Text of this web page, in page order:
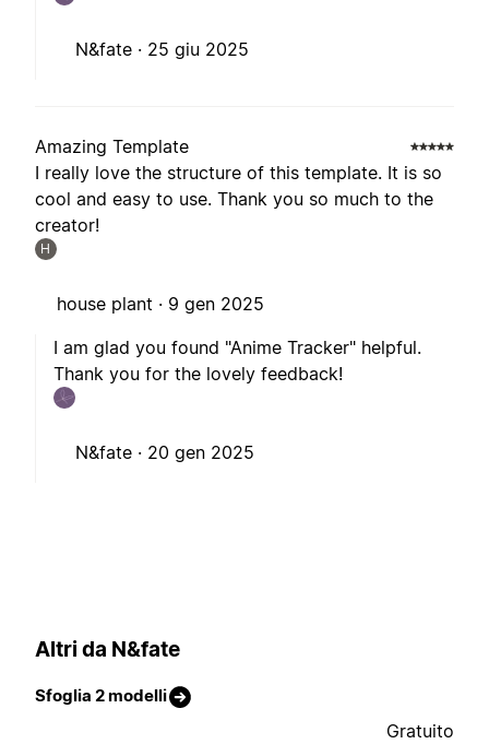
N&fate · 25 giu 2025
Amazing Template
I really love the structure of this template. It is so
cool and easy to use. Thank you so much to the
creator!
H
house plant · 9 gen 2025
I am glad you found "Anime Tracker" helpful.
Thank you for the lovely feedback!
N&fate · 20 gen 2025
Altri da N&fate
Sfoglia 2 modelli
Gratuito